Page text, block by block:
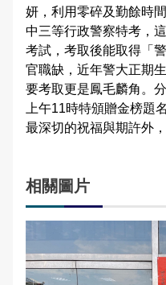
田中派出所轄區介紹
內安派出所轄區介紹
社頭分駐所轄區介紹
朝興派出所轄區介紹
二水分駐所轄區介紹
雙語詞彙
申辦資訊
常見問答
警民交流留言板
交通違規檢舉
影音多媒體
妍，利用零碎及勤餘時
中三等行政警察特考，
考試，考取後能取得「
官職缺，近年警大正期
要考取更是鳳毛麟角。
上午11時特頒贈金榜題
最深切的祝福與期許外
相關圖片